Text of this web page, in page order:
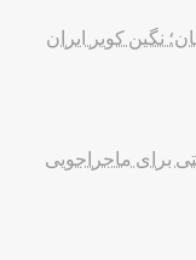
نگین کویر ایران
برای ماجراجویی